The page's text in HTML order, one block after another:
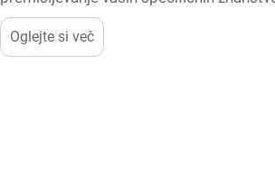
študent, ki opravlja biološke poskuse,
Oglejte si več